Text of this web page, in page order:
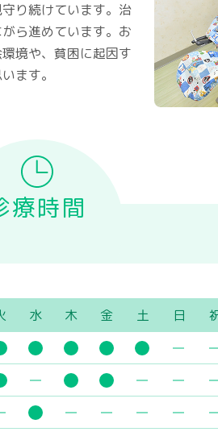
り続けています。治
ら進めています。お
境や、貧困に起因す
ます。
療時間
水 木 金 土 日